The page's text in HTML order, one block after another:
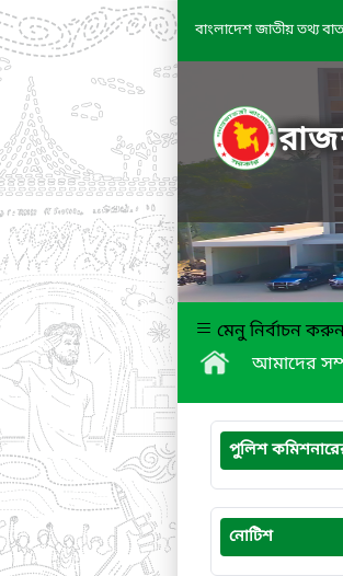
বাংলাদেশ জাতীয় তথ্য
মেনু নির্বাচন
আমাদের
পুলিশ
নোটিশ